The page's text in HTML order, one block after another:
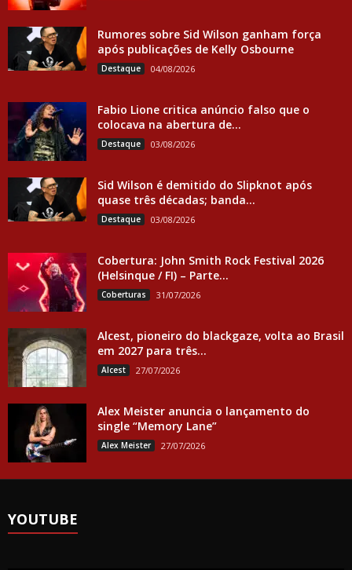
Rumores sobre Sid Wilson ganham força
após publicações de Kelly Osbourne
Destaque 04/08/2026
Fabio Lione critica anúncio falso que o
colocava na abertura de...
Destaque 03/08/2026
Sid Wilson é demitido do Slipknot após
quase três décadas; banda...
Destaque 03/08/2026
Cobertura: John Smith Rock Festival 2026
(Helsinque / FI) – Parte...
Coberturas 31/07/2026
Alcest, pioneiro do blackgaze, volta ao Brasil
em 2027 para três...
Alcest 27/07/2026
Alex Meister anuncia o lançamento do
single “Memory Lane”
Alex Meister 27/07/2026
YOUTUBE